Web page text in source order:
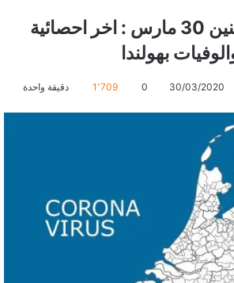
هولندا اليوم الاثنين 30 مارس : اخر احصائية
بهولندا
30/03/2020
0 1٬709 دقيقة واحدة